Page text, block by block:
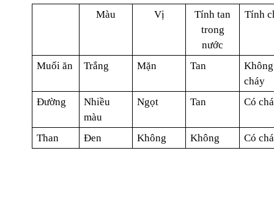
Màu
Vị
Tính tan
trong
nước
Tính
Muối ăn Trắng Mặn Tan
Không
cháy
Đường
Nhiều
màu
Ngọt Tan Có
Than Đen Không Không Có